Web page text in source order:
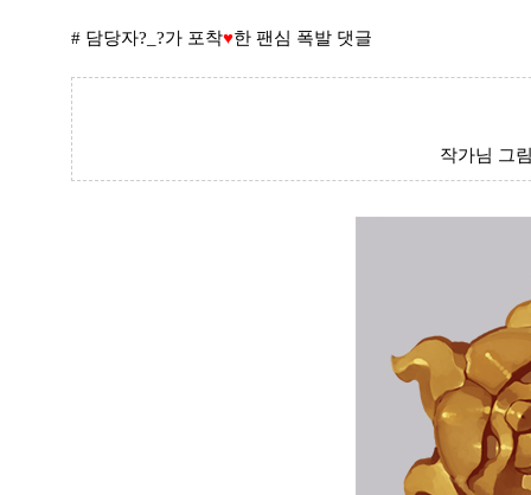
# 담당자?_?가 포착♥한 팬심 폭발 댓글
작가님 그